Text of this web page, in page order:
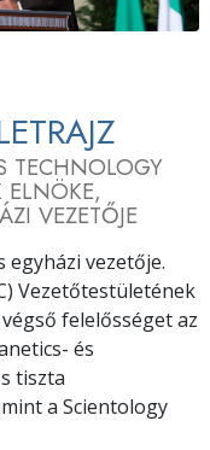
TECHNOLOGY
ELNÖKE,
VEZETŐJE
egyházi vezetője.
Vezetőtestületének
felelősséget az
és
tiszta
a Scientology